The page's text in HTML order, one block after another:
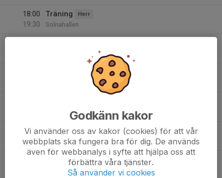
18:00
19:30
Träning Herr
Solnahallen
AIK Utveckling
Bagartorpshallen
Solnahallen
21:00
22:15
Träning Herr B - H4
Bagartorpshallen
Träning Herr
Solnahallen
Godkänn kakor
Vi använder oss av kakor (cookies) för att vår
webbplats ska fungera bra för dig. De används
även för webbanalys i syfte att hjälpa oss att
förbättra våra tjänster.
Så använder vi cookies